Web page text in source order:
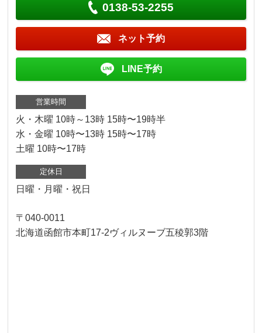
0138-53-2255
ネット予約
LINE予約
営業時間
火・木曜 10時～13時 15時〜19時半
水・金曜 10時〜13時 15時〜17時
土曜 10時〜17時
定休日
日曜・月曜・祝日
〒040-0011
北海道函館市本町17-2ヴィルヌーブ五稜郭3階